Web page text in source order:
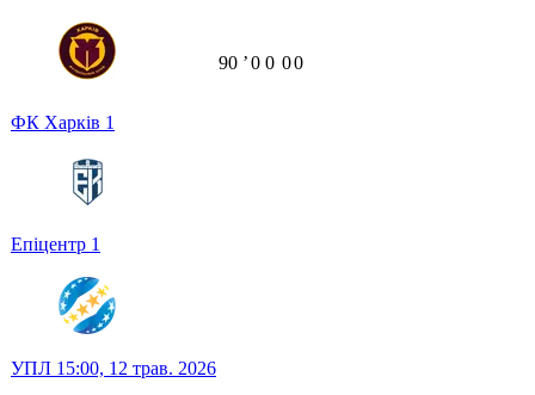
ФК Харків 1
Епіцентр 1
90 ʼ0 0 00
УПЛ 15:00, 12 трав. 2026